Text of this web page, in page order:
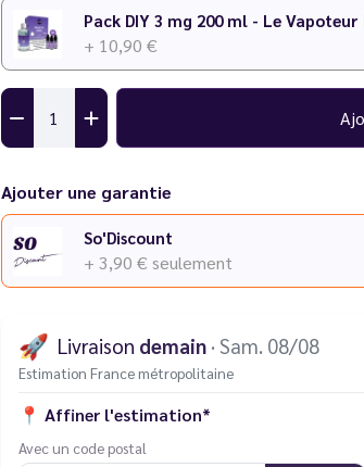
Pack DIY 3 mg 200 ml - Le Vapoteur
+ 10,90 €
Ajouter une garantie
So'Discount
+ 3,90 € seulement
🚀 Livraison demain · Sam. 08/08
Estimation France métropolitaine
📍 Affiner l'estimation*
Avec un code postal